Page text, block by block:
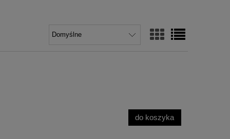
do koszyka